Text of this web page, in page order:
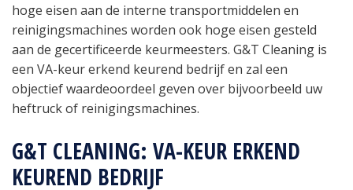
hoge eisen aan de interne transportmiddelen en
reinigingsmachines worden ook hoge eisen gesteld
aan de gecertificeerde keurmeesters. G&T Cleaning is
een VA-keur erkend keurend bedrijf en zal een
objectief waardeoordeel geven over bijvoorbeeld uw
heftruck of reinigingsmachines.
G&T CLEANING: VA-KEUR ERKEND
KEUREND BEDRIJF